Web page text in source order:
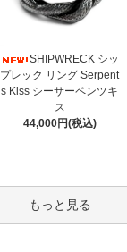
SHIPWRECK シッ
プレック リング Serpent
s Kiss シーサーペンツキ
ス
44,000円(税込)
もっと見る